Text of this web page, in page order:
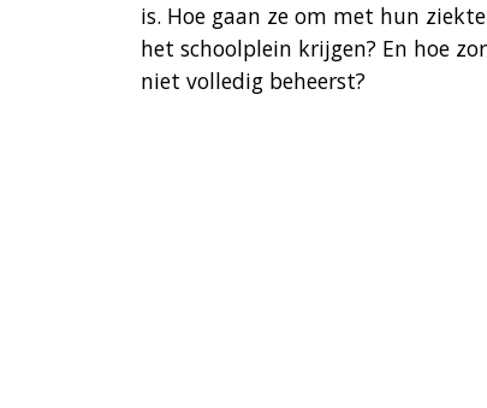
is. Hoe gaan ze om met hun
het schoolplein krijgen? En hoe
niet volledig beheerst?